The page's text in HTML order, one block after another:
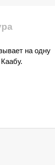
на одну